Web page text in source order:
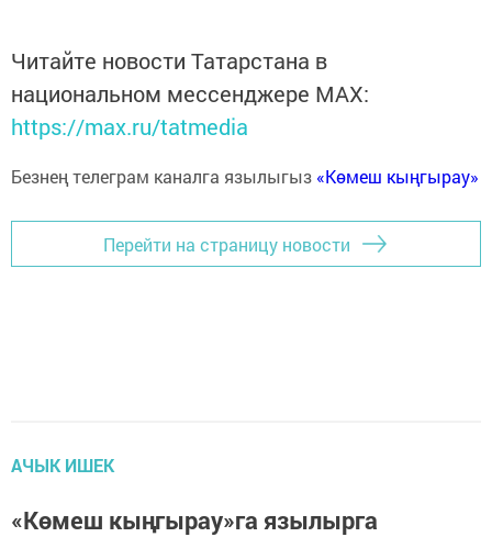
Читайте новости Татарстана в
национальном мессенджере MАХ:
https://max.ru/tatmedia
Безнең телеграм каналга язылыгыз «Көмеш кыңгырау»
Перейти на страницу новости
АЧЫК ИШЕК
«Көмеш кыңгырау»га язылырга